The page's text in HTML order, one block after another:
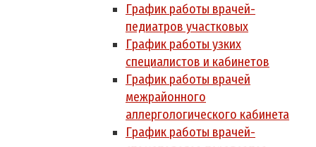
График работы врачей-
педиатров участковых
График работы узких
специалистов и кабинетов
График работы врачей
межрайонного
аллергологического кабинета
График работы врачей-